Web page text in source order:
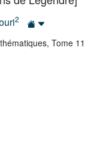
2
Tome 11